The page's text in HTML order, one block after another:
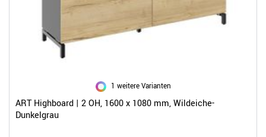
1 weitere Varianten
ART Highboard | 2 OH, 1600 x 1080 mm, Wildeiche-
Dunkelgrau